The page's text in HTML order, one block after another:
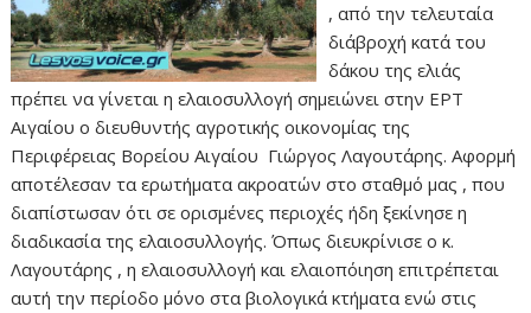
, από την τελευταία
διάβροχή κατά του
δάκου της ελιάς
πρέπει να γίνεται η ελαιοσυλλογή σημειώνει στην ΕΡΤ
Αιγαίου ο διευθυντής αγροτικής οικονομίας της
Περιφέρειας Βορείου Αιγαίου Γιώργος Λαγουτάρης. Αφορμή
αποτέλεσαν τα ερωτήματα ακροατών στο σταθμό μας , που
διαπίστωσαν ότι σε ορισμένες περιοχές ήδη ξεκίνησε η
διαδικασία της ελαιοσυλλογής. Όπως διευκρίνισε ο κ.
Λαγουτάρης , η ελαιοσυλλογή και ελαιοπόιηση επιτρέπεται
αυτή την περίοδο μόνο στα βιολογικά κτήματα ενώ στις